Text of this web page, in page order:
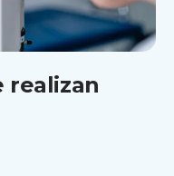
realizan